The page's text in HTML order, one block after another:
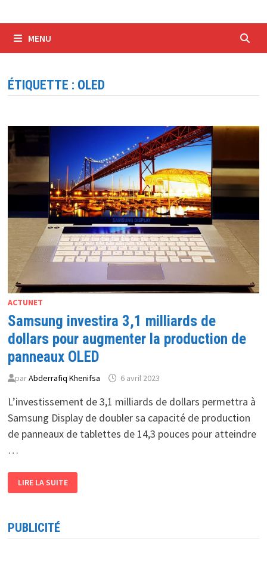
MENU
ÉTIQUETTE : OLED
ACTUNET
Samsung investira 3,1 milliards de
dollars pour augmenter la production de
panneaux OLED
parAbderrafiq Khenifsa 6 avril 2023
L’investissement de 3,1 milliards de dollars permettra à
Samsung Display de doubler sa capacité de production
de panneaux de tablettes de 14,3 pouces pour atteindre
…
INVESTIRA
3,1
POUR
AUGMENTER
LIRE LA SUITE
PUBLICITÉ